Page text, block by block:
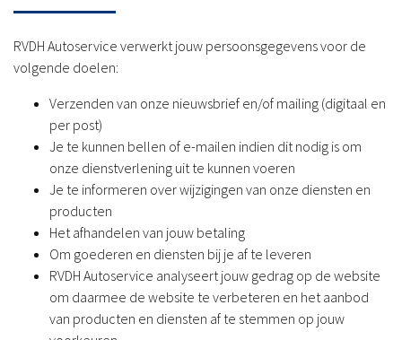
RVDH Autoservice verwerkt jouw persoonsgegevens voor de
volgende doelen:
Verzenden van onze nieuwsbrief en/of mailing (digitaal en
per post)
Je te kunnen bellen of e-mailen indien dit nodig is om
onze dienstverlening uit te kunnen voeren
Je te informeren over wijzigingen van onze diensten en
producten
Het afhandelen van jouw betaling
Om goederen en diensten bij je af te leveren
RVDH Autoservice analyseert jouw gedrag op de website
om daarmee de website te verbeteren en het aanbod
van producten en diensten af te stemmen op jouw